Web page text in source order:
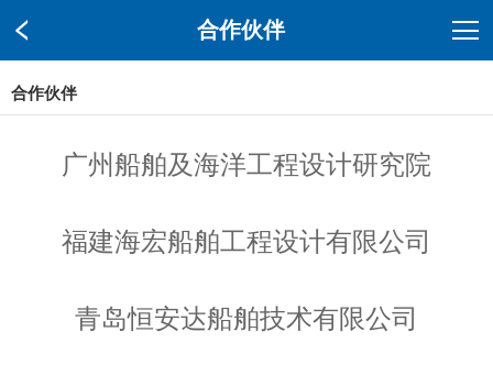
合作伙伴
合作伙伴
广州船舶及海洋工程设计研究院
福建海宏船舶工程设计有限公司
青岛恒安达船舶技术有限公司